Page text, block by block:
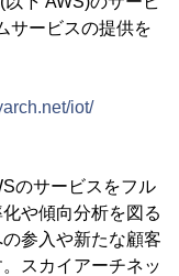
サービスの提供を
iot/
のサービスをフル
や傾向分析を図る
参入や新たな顧客
スカイアーチネッ